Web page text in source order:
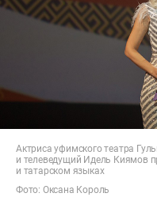
Актриса уфимского театра
и телеведущий Идель Киямов
и татарском языках
Фото: Оксана Король